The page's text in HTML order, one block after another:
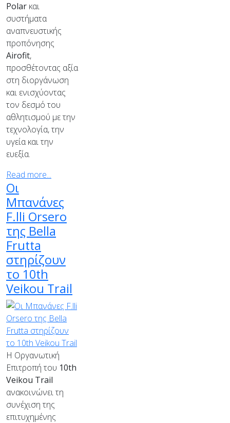
Polar και
συστήματα
αναπνευστικής
προπόνησης
Airofit,
προσθέτοντας αξία
στη διοργάνωση
και ενισχύοντας
τον δεσμό του
αθλητισμού με την
τεχνολογία, την
υγεία και την
ευεξία.
Read more...
Οι
Μπανάνες
F.lli Orsero
της Bella
Frutta
στηρίζουν
το 10th
Veikou Trail
Η Οργανωτική
Επιτροπή του 10th
Veikou Trail
ανακοινώνει τη
συνέχιση της
επιτυχημένης